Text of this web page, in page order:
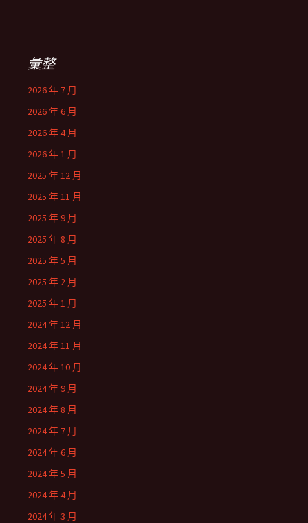
彙整
2026 年 7 月
2026 年 6 月
2026 年 4 月
2026 年 1 月
2025 年 12 月
2025 年 11 月
2025 年 9 月
2025 年 8 月
2025 年 5 月
2025 年 2 月
2025 年 1 月
2024 年 12 月
2024 年 11 月
2024 年 10 月
2024 年 9 月
2024 年 8 月
2024 年 7 月
2024 年 6 月
2024 年 5 月
2024 年 4 月
2024 年 3 月